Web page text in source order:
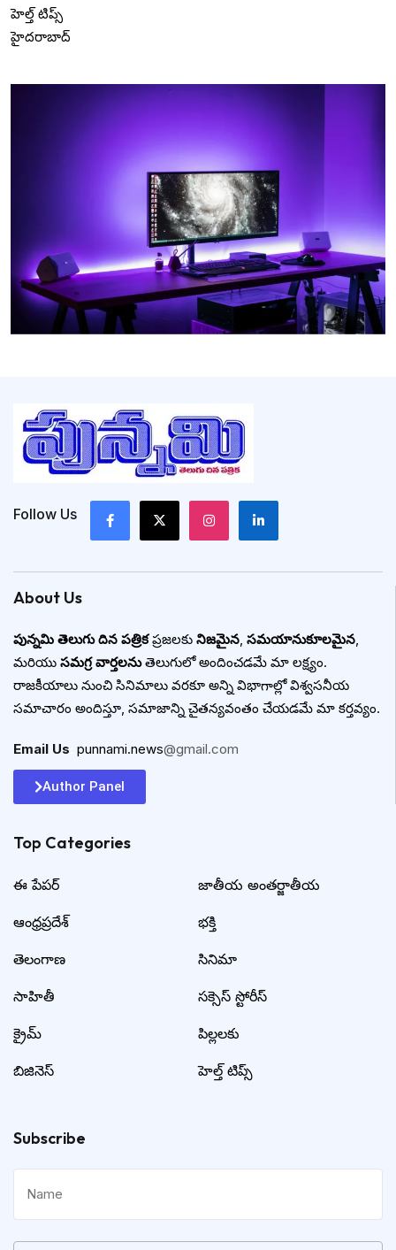
హెల్త్ టిప్స్
హైదరాబాద్
Follow Us
About Us
పున్నమి తెలుగు దిన పత్రికప్రజలకు నిజమైన, సమయానుకూలమైన,
మరియు సమగ్ర వార్తలనుతెలుగులో అందించడమే మా లక్ష్యం.
రాజకీయాలు నుంచి సినిమాలు వరకూ అన్ని విభాగాల్లో విశ్వసనీయ
సమాచారం అందిస్తూ, సమాజాన్ని చైతన్యవంతం చేయడమే మా కర్తవ్యం.
Email Us punnami.news@gmail.com
Author Panel
Top Categories​
ఈ పేపర్
ఆంధ్రప్రదేశ్
తెలంగాణ
సాహితీ
క్రైమ్
బిజినెస్
జాతీయ అంతర్జాతీయ
భక్తి
సినిమా
సక్సెస్ స్టోరీస్
పిల్లలకు
హెల్త్ టిప్స్
Subscribe